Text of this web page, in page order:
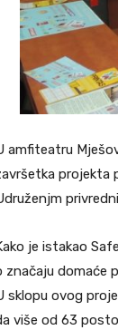
amfiteatru
projekta
je istakao
značaju domaće
sklopu ovog
više od 63